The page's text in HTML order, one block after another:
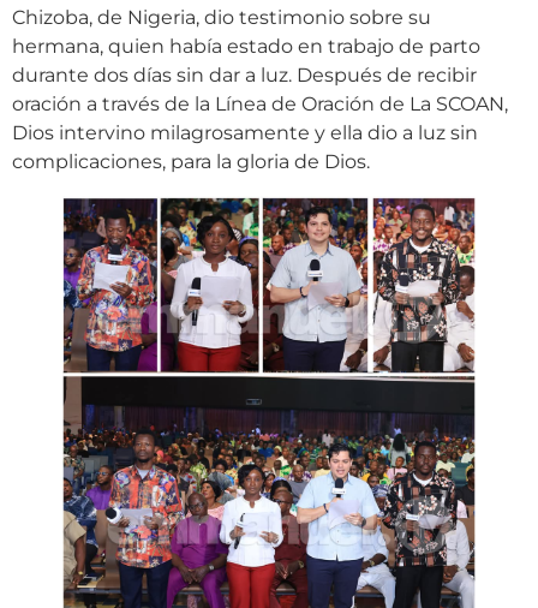
Chizoba, de Nigeria, dio testimonio sobre su
hermana, quien había estado en trabajo de parto
durante dos días sin dar a luz. Después de recibir
oración a través de la Línea de Oración de La SCOAN,
Dios intervino milagrosamente y ella dio a luz sin
complicaciones, para la gloria de Dios.